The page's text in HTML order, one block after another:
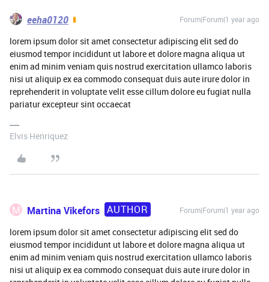
eeha0120 Forum|Forum|1 year ago
lorem ipsum dolor sit amet consectetur adipiscing elit sed do
eiusmod tempor incididunt ut labore et dolore magna aliqua ut
enim ad minim veniam quis nostrud exercitation ullamco laboris
nisi ut aliquip ex ea commodo consequat duis aute irure dolor in
reprehenderit in voluptate velit esse cillum dolore eu fugiat nulla
pariatur excepteur sint occaecat
Elvis Henriquez
M Martina Vikefors AUTHOR Forum|Forum|1 year ago
lorem ipsum dolor sit amet consectetur adipiscing elit sed do
eiusmod tempor incididunt ut labore et dolore magna aliqua ut
enim ad minim veniam quis nostrud exercitation ullamco laboris
nisi ut aliquip ex ea commodo consequat duis aute irure dolor in